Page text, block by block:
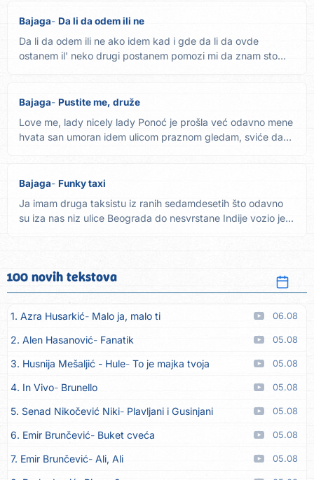
Bajaga Da li da odem ili ne
Da li da odem ili ne ako idem kad i gde da li da ovde
ostanem il' neko drugi postanem pomozi mi da znam sto
Bajaga Pustite me, druže
Love me, lady nicely lady Ponoć je prošla već odavno mene
hvata san umoran idem ulicom praznom gledam, sviće dan
Bajaga Funky taxi
Ja imam druga taksistu iz ranih sedamdesetih što odavno
su iza nas niz ulice Beograda do nesvrstane Indije vozio je...
100 novih tekstova
1. Azra Husarkić Malo ja, malo ti 06.08
2. Alen Hasanović Fanatik 05.08
3. Husnija Mešaljić - Hule To je majka tvoja 05.08
4. In Vivo Brunello 05.08
5. Senad Nikočević Niki Plavljani i Gusinjani 05.08
6. Emir Brunčević Buket cveća 05.08
7. Emir Brunčević Ali, Ali 05.08